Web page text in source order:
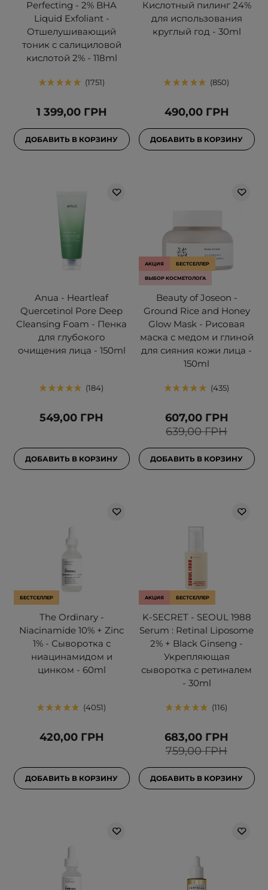
Perfecting - 2% BHA
Liquid Exfoliant -
Отшелушивающий
тоник с салициловой
кислотой 2% - 118ml
1751
1 399,00 ГРН
ДОБАВИТЬ В КОРЗИНУ
Кислотный пилинг 24%
для использования
круглый год - 30ml
850
490,00 ГРН
ДОБАВИТЬ В КОРЗИНУ
Anua - Heartleaf
Quercetinol Pore Deep
Cleansing Foam - Пенка
для глубокого
очищения лица - 150ml
184
549,00 ГРН
ДОБАВИТЬ В КОРЗИНУ
АКЦИЯ БЕСТСЕЛЛЕР
ВЫБОР КОСМЕТОЛОГА
Beauty of Joseon -
Ground Rice and Honey
Glow Mask - Рисовая
маска с медом и глиной
для сияния кожи лица -
150ml
435
639,00 ГРН
607,00 ГРН
ДОБАВИТЬ В КОРЗИНУ
БЕСТСЕЛЛЕР
The Ordinary -
Niacinamide 10% + Zinc
1% - Сыворотка с
ниацинамидом и
цинком - 60ml
4051
420,00 ГРН
ДОБАВИТЬ В КОРЗИНУ
АКЦИЯ БЕСТСЕЛЛЕР
K-SECRET - SEOUL 1988
Serum : Retinal Liposome
2% + Black Ginseng -
Укрепляющая
сыворотка с ретиналем
- 30ml
116
759,00 ГРН
683,00 ГРН
ДОБАВИТЬ В КОРЗИНУ